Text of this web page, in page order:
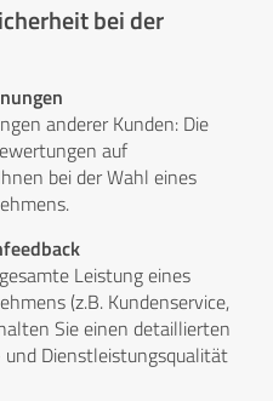
bei der
anderer Kunden: Die
auf
bei der Wahl eines
Leistung eines
(z.B. Kundenservice,
Sie einen detaillierten
und Dienstleistungsqualität